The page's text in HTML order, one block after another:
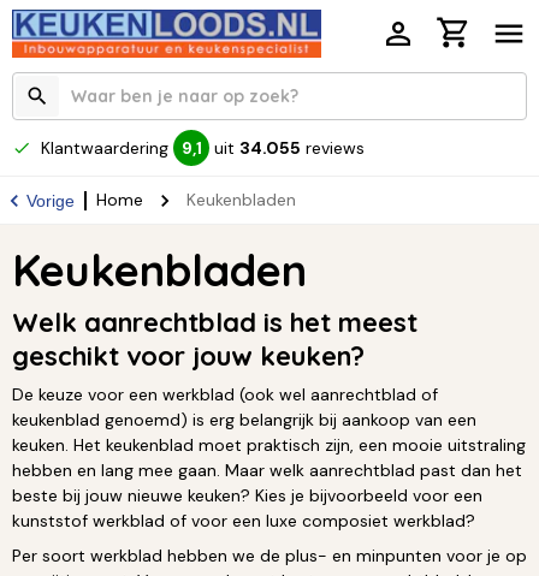
Klantwaardering 9,1 uit 34.055 reviews
Vorige Home Keukenbladen
Keukenbladen
Welk aanrechtblad is het meest
geschikt voor jouw keuken?
De keuze voor een werkblad (ook wel aanrechtblad of
keukenblad genoemd) is erg belangrijk bij aankoop van een
keuken. Het keukenblad moet praktisch zijn, een mooie uitstraling
hebben en lang mee gaan. Maar welk aanrechtblad past dan het
beste bij jouw nieuwe keuken? Kies je bijvoorbeeld voor een
kunststof werkblad of voor een luxe composiet werkblad?
Per soort werkblad hebben we de plus- en minpunten voor je op